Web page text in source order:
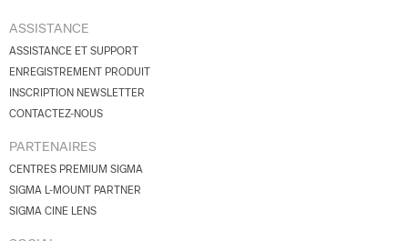
ASSISTANCE
ASSISTANCE ET SUPPORT
ENREGISTREMENT PRODUIT
INSCRIPTION NEWSLETTER
CONTACTEZ-NOUS
PARTENAIRES
CENTRES PREMIUM SIGMA
SIGMA L-MOUNT PARTNER
SIGMA CINE LENS